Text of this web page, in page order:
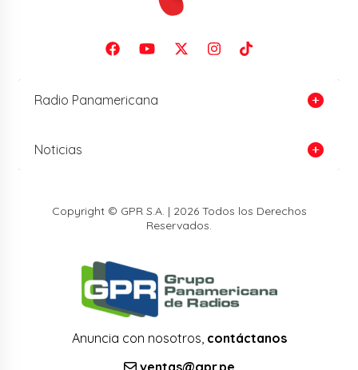
Radio Panamericana
Noticias
Copyright © GPR S.A. | 2026 Todos los Derechos
Reservados.
Anuncia con nosotros, contáctanos
ventas@gpr.pe